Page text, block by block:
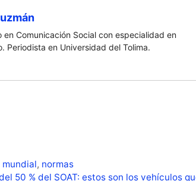
en Comunicación Social con especialidad en
Periodista en Universidad del Tolima.
mundial, normas
50 % del SOAT: estos son los vehículos